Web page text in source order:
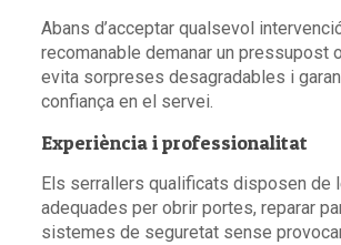
Abans d’acceptar qualsevol
recomanable demanar un pressupost
evita sorpreses desagradables i
confiança en el servei.
Experiència i professionalitat
Els serrallers qualificats disposen de
adequades per obrir portes, reparar
sistemes de seguretat sense